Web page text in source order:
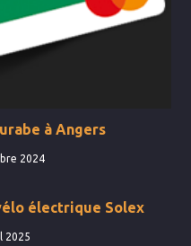
à Angers
2024
électrique Solex
2025